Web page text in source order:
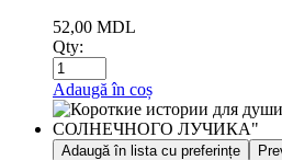
52,00 MDL
Qty:
Adaugă în coș
Adaugă în lista cu preferințe